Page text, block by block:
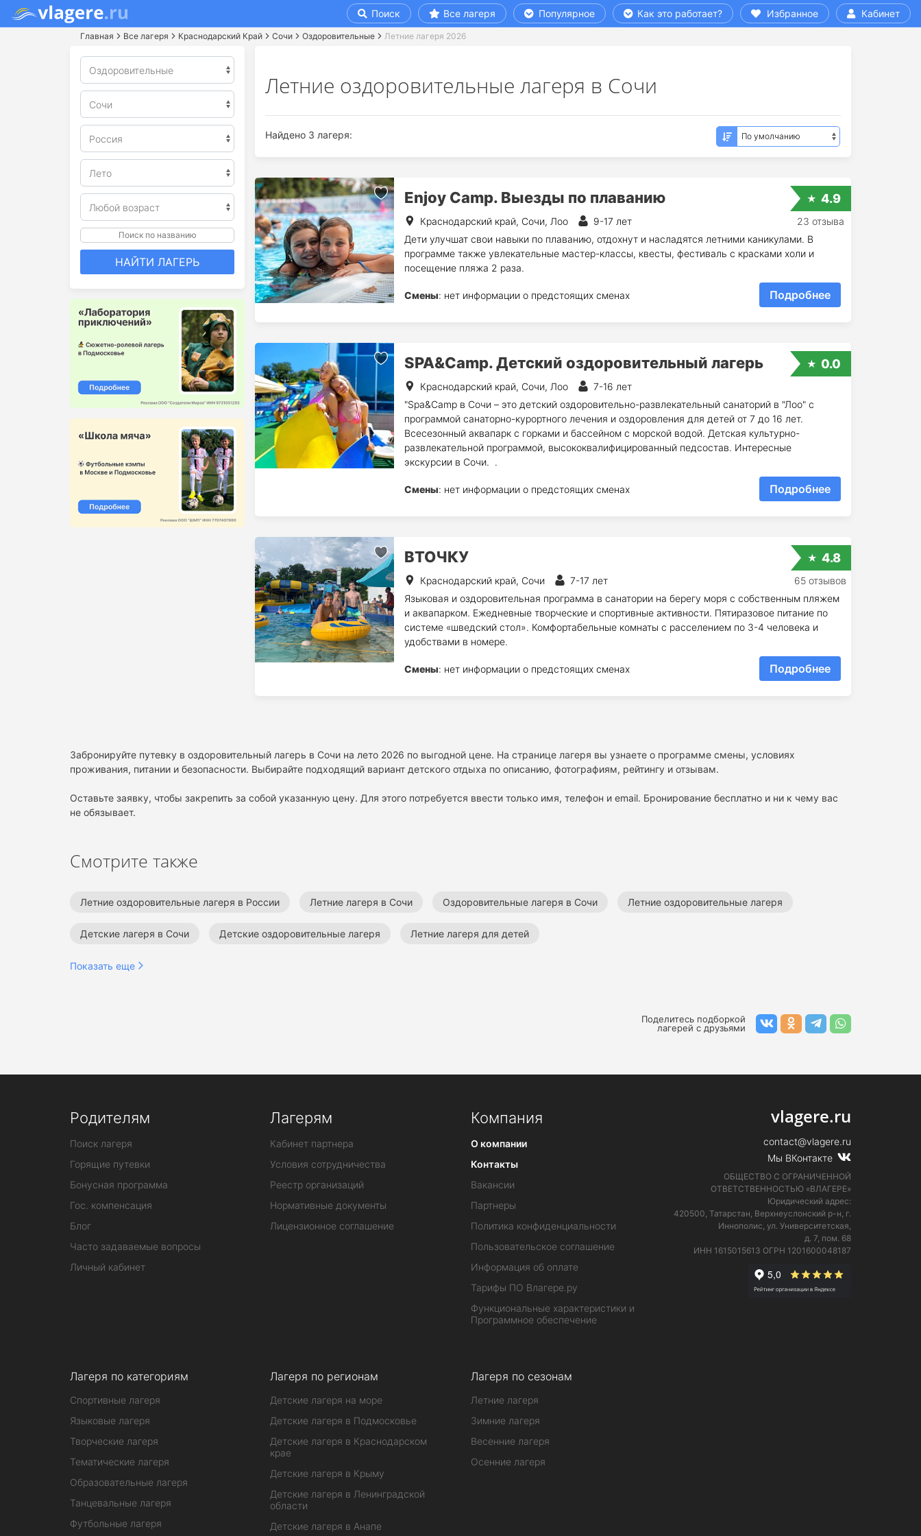
Поиск Все лагеря Популярное Как это работает? Избранное Кабинет
Главная Все лагеря Краснодарский Край Сочи Оздоровительные Летние лагеря 2026
Поиск по названию
НАЙТИ ЛАГЕРЬ
Летние оздоровительные лагеря в Сочи
Найдено 3 лагеря:
Enjoy Camp. Выезды по плаванию
Краснодарский край, Сочи, Лоо
9-17 лет
Дети улучшат свои навыки по плаванию, отдохнут и насладятся летними каникулами. В
программе также увлекательные мастер-классы, квесты, фестиваль с красками холи и
посещение пляжа 2 раза.
Смены: нет информации о предстоящих сменах Подробнее
4.9
23 отзыва
SPA&Camp. Детский оздоровительный лагерь
Краснодарский край, Сочи, Лоо
7-16 лет
"Spa&Camp в Сочи – это детский оздоровительно-развлекательный санаторий в "Лоо" с
программой санаторно-курортного лечения и оздоровления для детей от 7 до 16 лет.
Всесезонный аквапарк с горками и бассейном с морской водой. Детская культурно-
развлекательной программой, высококвалифицированный педсостав. Интересные
экскурсии в Сочи. .
Смены: нет информации о предстоящих сменах Подробнее
0.0
ВТОЧКУ
Краснодарский край, Сочи
7-17 лет
Языковая и оздоровительная программа в санатории на берегу моря с собственным пляжем
и аквапарком. Ежедневные творческие и спортивные активности. Пятиразовое питание по
системе «шведский стол». Комфортабельные комнаты с расселением по 3-4 человека и
удобствами в номере.
Смены: нет информации о предстоящих сменах Подробнее
4.8
65 отзывов
Забронируйте путевку в оздоровительный лагерь в Сочи на лето 2026 по выгодной цене. На странице лагеря вы узнаете о программе смены, условиях
проживания, питании и безопасности. Выбирайте подходящий вариант детского отдыха по описанию, фотографиям, рейтингу и отзывам.
Оставьте заявку, чтобы закрепить за собой указанную цену. Для этого потребуется ввести только имя, телефон и email. Бронирование бесплатно и ни к чему вас
не обязывает.
Смотрите также
Летние оздоровительные лагеря в России Летние лагеря в Сочи Оздоровительные лагеря в Сочи Летние оздоровительные лагеря
Детские лагеря в Сочи Детские оздоровительные лагеря Летние лагеря для детей
Показать еще
Поделитесь подборкой
лагерей с друзьями
Родителям
Поиск лагеря
Горящие путевки
Бонусная программа
Гос. компенсация
Блог
Часто задаваемые вопросы
Личный кабинет
Лагерям
Кабинет партнера
Условия сотрудничества
Реестр организаций
Нормативные документы
Лицензионное соглашение
Компания
О компании
Контакты
Вакансии
Партнеры
Политика конфиденциальности
Пользовательское соглашение
Информация об оплате
Тарифы ПО Влагере.ру
Функциональные характеристики и
Программное обеспечение
Лагеря по категориям
Спортивные лагеря
Языковые лагеря
Творческие лагеря
Тематические лагеря
Образовательные лагеря
Танцевальные лагеря
Футбольные лагеря
Лагеря по регионам
Детские лагеря на море
Детские лагеря в Подмосковье
Детские лагеря в Краснодарском
крае
Детские лагеря в Крыму
Детские лагеря в Ленинградской
области
Детские лагеря в Анапе
Лагеря по сезонам
Летние лагеря
Зимние лагеря
Весенние лагеря
Осенние лагеря
vlagere.ru
contact@vlagere.ru
Мы ВКонтакте
ОБЩЕСТВО С ОГРАНИЧЕННОЙ
ОТВЕТСТВЕННОСТЬЮ «ВЛАГЕРЕ»
Юридический адрес:
420500, Татарстан, Верхнеуслонский р-н, г.
Иннополис, ул. Университетская,
д. 7, пом. 68
ИНН 1615015613 ОГРН 1201600048187